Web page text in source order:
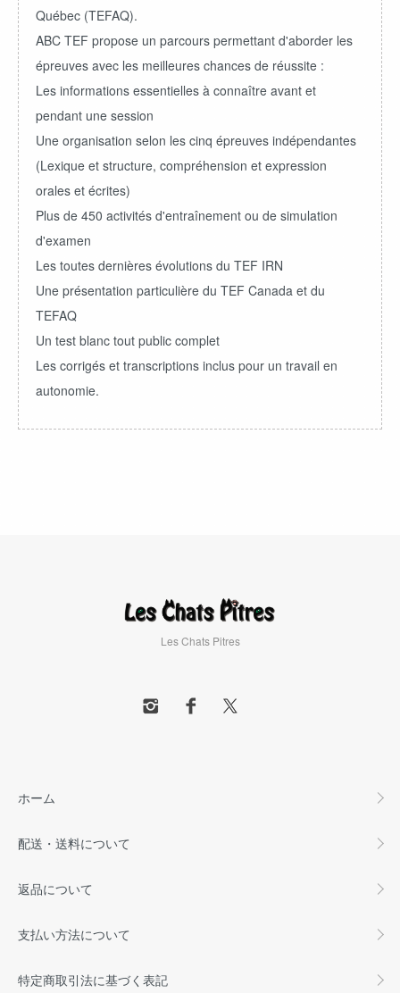
Québec (TEFAQ).
ABC TEF propose un parcours permettant d'aborder les
épreuves avec les meilleures chances de réussite :
Les informations essentielles à connaître avant et
pendant une session
Une organisation selon les cinq épreuves indépendantes
(Lexique et structure, compréhension et expression
orales et écrites)
Plus de 450 activités d'entraînement ou de simulation
d'examen
Les toutes dernières évolutions du TEF IRN
Une présentation particulière du TEF Canada et du
TEFAQ
Un test blanc tout public complet
Les corrigés et transcriptions inclus pour un travail en
autonomie.
Les Chats Pitres
ホーム
配送・送料について
返品について
支払い方法について
特定商取引法に基づく表記